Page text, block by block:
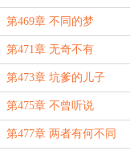
第469章 不同的梦
第471章 无奇不有
第473章 坑爹的儿子
第475章 不曾听说
第477章 两者有何不同